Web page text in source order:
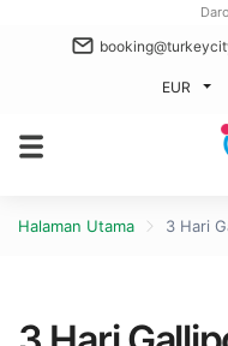
EUR
Halaman Utama 3 Hari